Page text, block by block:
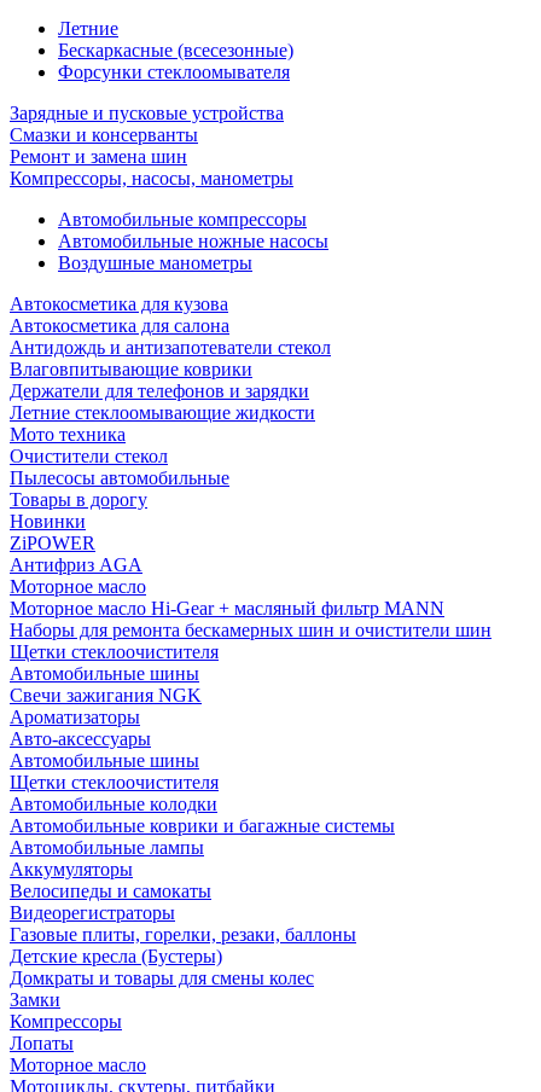
Летние
Бескаркасные (всесезонные)
Форсунки стеклоомывателя
Зарядные и пусковые устройства
Смазки и консерванты
Ремонт и замена шин
Компрессоры, насосы, манометры
Автомобильные компрессоры
Автомобильные ножные насосы
Воздушные манометры
Автокосметика для кузова
Автокосметика для салона
Антидождь и антизапотеватели стекол
Влаговпитывающие коврики
Держатели для телефонов и зарядки
Летние стеклоомывающие жидкости
Мото техника
Очистители стекол
Пылесосы автомобильные
Товары в дорогу
Новинки
ZiPOWER
Антифриз AGA
Моторное масло
Моторное масло Hi-Gear + масляный фильтр MANN
Наборы для ремонта бескамерных шин и очистители шин
Щетки стеклоочистителя
Автомобильные шины
Свечи зажигания NGK
Ароматизаторы
Авто-аксессуары
Автомобильные шины
Щетки стеклоочистителя
Автомобильные колодки
Автомобильные коврики и багажные системы
Автомобильные лампы
Аккумуляторы
Велосипеды и самокаты
Видеорегистраторы
Газовые плиты, горелки, резаки, баллоны
Детские кресла (Бустеры)
Домкраты и товары для смены колес
Замки
Компрессоры
Лопаты
Моторное масло
Мотоциклы, скутеры, питбайки